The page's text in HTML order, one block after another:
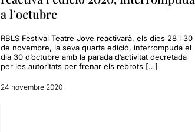
a l’octubre
RBLS Festival Teatre Jove reactivarà, els dies 28 i 30
de novembre, la seva quarta edició, interrompuda el
dia 30 d’octubre amb la parada d’activitat decretada
per les autoritats per frenar els rebrots […]
24 novembre 2020